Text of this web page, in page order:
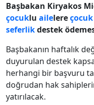
Başbakan Kiryakos
çocuklu ailelereçocuk
seferlikdestek
Başbakanın haftalık
duyurulan destek
herhangi bir başvuru
doğrudan hak
yatırılacak.